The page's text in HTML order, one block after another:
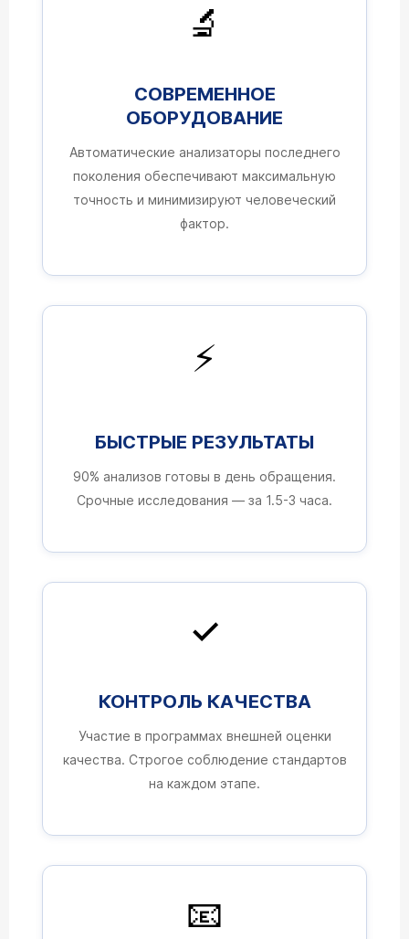
🔬
СОВРЕМЕННОЕ
ОБОРУДОВАНИЕ
Автоматические анализаторы последнего
поколения обеспечивают максимальную
точность и минимизируют человеческий
фактор.
⚡
БЫСТРЫЕ РЕЗУЛЬТАТЫ
90% анализов готовы в день обращения.
Срочные исследования — за 1.5-3 часа.
✓
КОНТРОЛЬ КАЧЕСТВА
Участие в программах внешней оценки
качества. Строгое соблюдение стандартов
на каждом этапе.
📧